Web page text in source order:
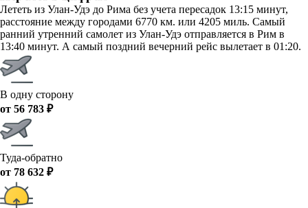
Лететь из Улан-Удэ до Рима без учета пересадок 13:15 минут,
расстояние между городами 6770 км. или 4205 миль. Самый
ранний утренний самолет из Улан-Удэ отправляется в Рим в
13:40 минут. А самый поздний вечерний рейс вылетает в 01:20.
В одну сторону
от 56 783 ₽
Туда-обратно
от 78 632 ₽